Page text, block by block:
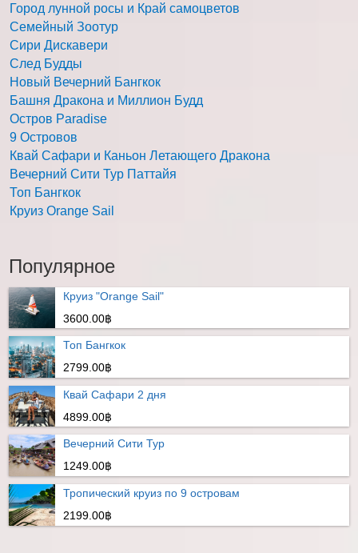
Город лунной росы и Край самоцветов
Семейный Зоотур
Сири Дискавери
След Будды
Новый Вечерний Бангкок
Башня Дракона и Миллион Будд
Остров Paradise
9 Островов
Квай Сафари и Каньон Летающего Дракона
Вечерний Сити Тур Паттайя
Топ Бангкок
Круиз Orange Sail
Популярное
Круиз "Orange Sail"
3600.00฿
Топ Бангкок
2799.00฿
Квай Сафари 2 дня
4899.00฿
Вечерний Сити Тур
1249.00฿
Тропический круиз по 9 островам
2199.00฿